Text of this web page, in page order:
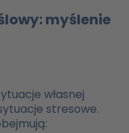
myślenie
własnej
stresowe.